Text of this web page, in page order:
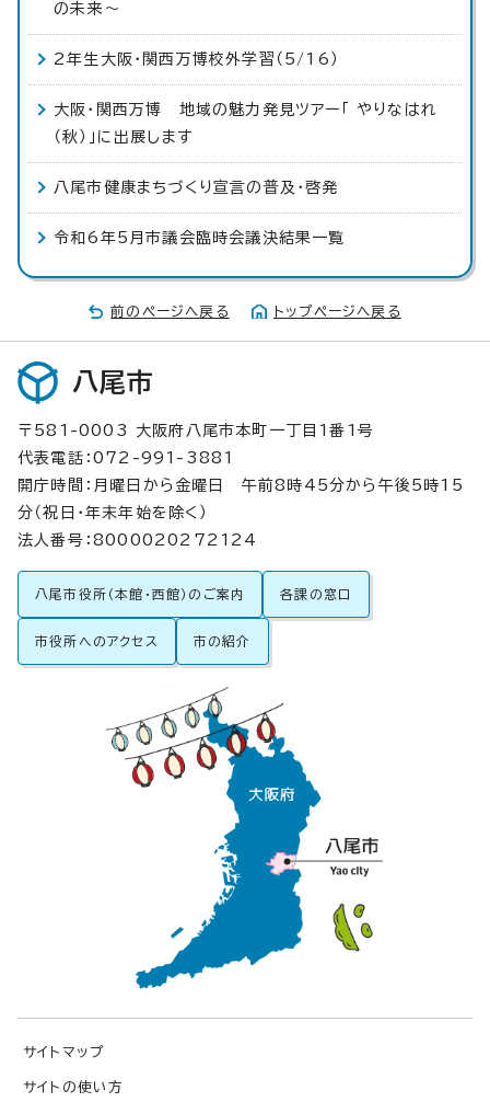
の未来〜
2年生大阪・関西万博校外学習（5/16）
大阪・関西万博 地域の魅力発見ツアー「 やりなはれ
（秋）」に出展します
八尾市健康まちづくり宣言の普及・啓発
令和6年5月市議会臨時会議決結果一覧
前のページへ戻る トップページへ戻る
八尾市
〒581-0003 大阪府八尾市本町一丁目1番1号
代表電話：072-991-3881
開庁時間：月曜日から金曜日 午前8時45分から午後5時15
分（祝日・年末年始を除く）
法人番号：8000020272124
八尾市役所（本館・西館）のご案内 各課の窓口
市役所へのアクセス 市の紹介
サイトマップ
サイトの使い方